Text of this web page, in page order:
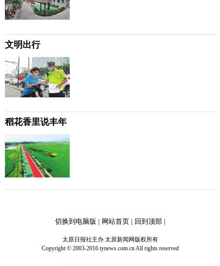
文明出行
稻花香里说丰年
切换到电脑版 | 网站首页| 回到顶部|
太原日报社主办 太原新闻网版权所有
Copyright © 2003-2016 tynews.com.cn All rights reserved